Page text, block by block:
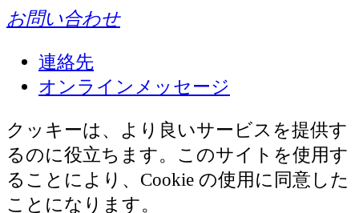
お問い合わせ
連絡先
オンラインメッセージ
クッキーは、より良いサービスを提供す
るのに役立ちます。このサイトを使用す
ることにより、Cookie の使用に同意した
ことになります。